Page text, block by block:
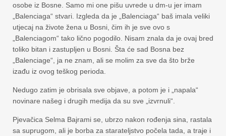
osobe iz Bosne. Samo mi one pišu uvrede u dm-u jer imam
„Balenciaga“ stvari. Izgleda da je „Balenciaga“ baš imala veliki
utjecaj na živote žena u Bosni, čim ih je sve ovo s
„Balenciagom“ tako lično pogodilo. Nisam znala da je ovaj bred
toliko bitan i zastupljen u Bosni. Šta će sad Bosna bez
„Balenciage“, ja ne znam, ali se molim za sve da što brže
izađu iz ovog teškog perioda.
Nedugo zatim je obrisala sve objave, a potom je i „napala“
novinare našeg i drugih medija da su sve „izvrnuli“.
Pjevačica Selma Bajrami se, ubrzo nakon rođenja sina, rastala
sa suprugom, ali je borba za starateljstvo počela tada, a traje i